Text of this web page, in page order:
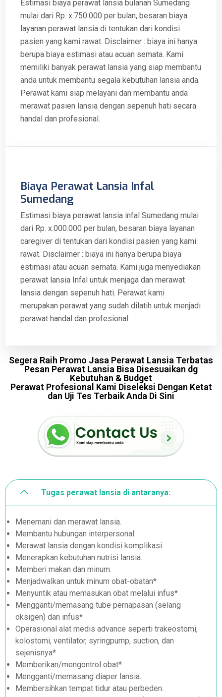
Estimasi biaya perawat lansia bulanan Sumedang
mulai dari Rp. x.750.000 per bulan, besaran biaya
layanan perawat lansia di tentukan dari kondisi
pasien yang kami rawat. Disclaimer : biaya ini hanya
berupa biaya estimasi atau acuan semata. Kami
memiliki banyak perawat lansia yang siap membantu
anda untuk membantu segala kebutuhan lansia anda.
Perawat kami siap melayani dan membantu anda
merawat pasien lansia dengan sepenuh hati secara
handal dan profesional.
Biaya Perawat Lansia Infal
Sumedang
Estimasi biaya perawat lansia infal Sumedang mulai
dari Rp. x.000.000 per bulan, besaran biaya layanan
caregiver di tentukan dari kondisi pasien yang kami
rawat. Disclaimer : biaya ini hanya berupa biaya
estimasi atau acuan semata. Kami juga menyediakan
perawat lansia Infal untuk menjaga dan merawat
lansia dengan sepenuh hati. Perawat kami
merupakan perawat yang sudah dilatih untuk menjadi
perawat handal dan profesional.
Segera Raih Promo Jasa Perawat Lansia Terbatas
Pesan Perawat Lansia Bisa Disesuaikan dg
Kebutuhan & Budget
Perawat Profesional Kami Diseleksi Dengan Ketat
dan Uji Tes Terbaik Anda Di Sini
Tugas perawat lansia di antaranya:
Menemani dan merawat lansia.
Membantu hubungan interpersonal.
Merawat lansia dengan kondisi komplikasi.
Menerapkan kebutuhan nutrisi lansia.
Memberi makan dan minum.
Menjadwalkan untuk minum obat-obatan*
Menyuntik atau memasukan obat melalui infus*
Mengganti/memasang tube pernapasan (selang
oksigen) dan infus*
Operasional alat medis advance seperti trakeostomi,
kolostomi, ventilator, syringpump, suction, dan
sejenisnya*
Memberikan/mengontrol obat*
Mengganti/memasang diaper lansia.
Membersihkan tempat tidur atau perbeden.